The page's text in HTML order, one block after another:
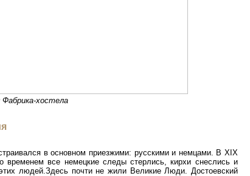
хостела
в основном приезжими: русскими и немцами. В XIX
временем все немецкие следы стерлись, кирхи снеслись и
людей.Здесь почти не жили Великие Люди. Достоевский